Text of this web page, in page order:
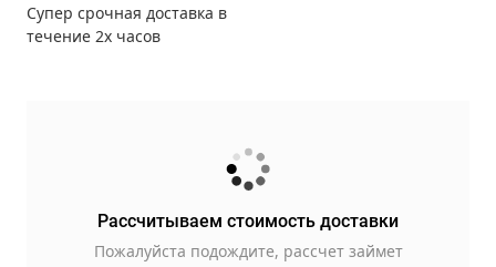
Супер срочная доставка в
течение 2х часов
Рассчитываем стоимость доставки
Пожалуйста подождите, рассчет займет